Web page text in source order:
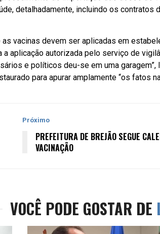
detalhadamente, incluindo os contratos
vacinas devem ser aplicadas em
aplicação autorizada pelo serviço de
e políticos deu-se em uma garagem”,
para apurar amplamente “os fatos
Próximo
PREFEITURA DE BREJÃO SEGUE
VACINAÇÃO
VOCÊ PODE GOSTAR DE